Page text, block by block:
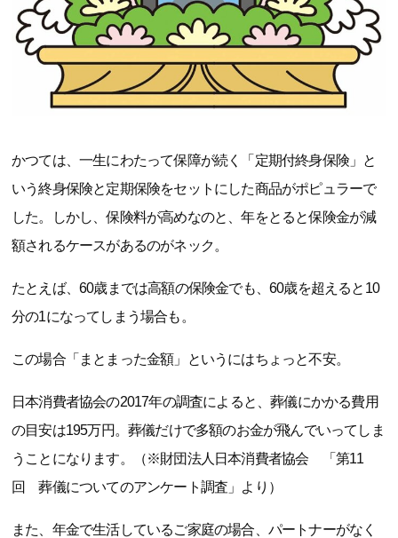
かつては、一生にわたって保障が続く「定期付終身保険」と
いう終身保険と定期保険をセットにした商品がポピュラーで
した。しかし、保険料が高めなのと、年をとると保険金が減
額されるケースがあるのがネック。
たとえば、60歳までは高額の保険金でも、60歳を超えると10
分の1になってしまう場合も。
この場合「まとまった金額」というにはちょっと不安。
日本消費者協会の2017年の調査によると、葬儀にかかる費用
の目安は195万円。葬儀だけで多額のお金が飛んでいってしま
うことになります。（※財団法人日本消費者協会 「第11
回 葬儀についてのアンケート調査」より）
また、年金で生活しているご家庭の場合、パートナーがなく